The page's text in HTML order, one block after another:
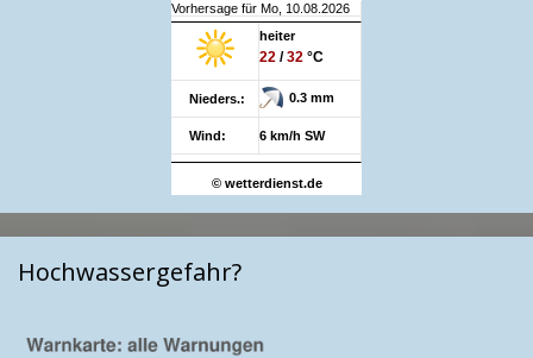
Vorhersage für Mo, 10.08.2026
heiter
22 /32 °C
Nieders.: 0.3 mm
Wind: 6 km/h SW
© wetterdienst.de
Hochwassergefahr?